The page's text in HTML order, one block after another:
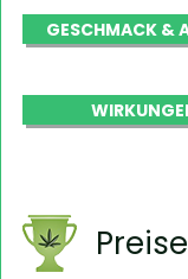
GESCHMACK &